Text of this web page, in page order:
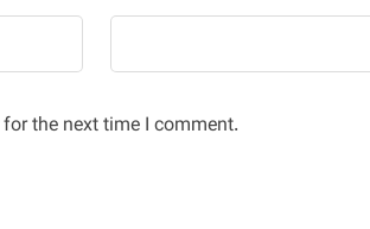
the next time I comment.